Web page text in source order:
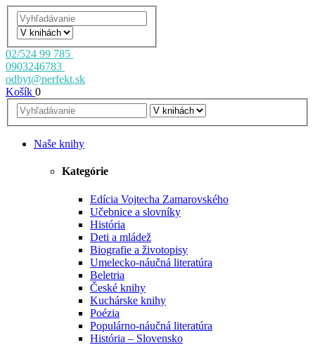
02/524 99 785
0903246783
odbyt@perfekt.sk
Košík 0
Naše knihy
Kategórie
Edícia Vojtecha Zamarovského
Učebnice a slovníky
História
Deti a mládež
Biografie a životopisy
Umelecko-náučná literatúra
Beletria
České knihy
Kuchárske knihy
Poézia
Populárno-náučná literatúra
História – Slovensko